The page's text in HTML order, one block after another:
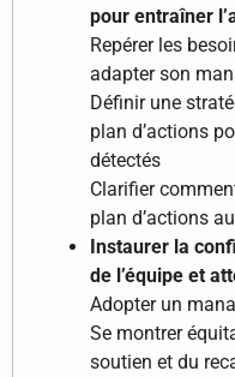
pour entraîner
Repérer les
adapter son
Définir une
plan d’actions
détectés
Clarifier
plan d’actions
Instaurer la
de l’équipe et
Adopter un
Se montrer
soutien et du